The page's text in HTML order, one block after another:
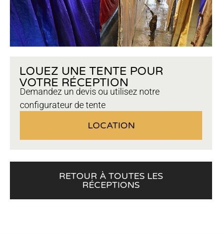
LOUEZ UNE TENTE POUR
VOTRE RÉCEPTION
Demandez un devis ou utilisez notre
configurateur de tente
LOCATION
RETOUR À TOUTES LES
RÉCEPTIONS